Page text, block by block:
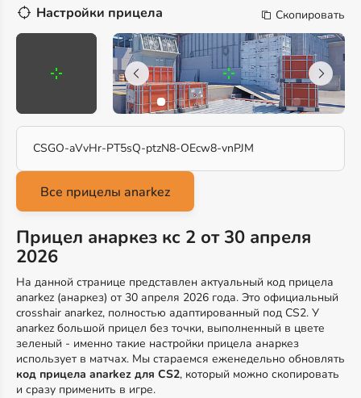
Настройки прицела Скопировать
CSGO-aVvHr-PT5sQ-ptzN8-OEcw8-vnPJM
Прицел анаркез кс 2 от 30 апреля
2026
На данной странице представлен актуальный код прицела
anarkez (анаркез) от 30 апреля 2026 года. Это официальный
crosshair anarkez, полностью адаптированный под CS2. У
anarkez большой прицел без точки, выполненный в цвете
зеленый - именно такие настройки прицела анаркез
использует в матчах. Мы стараемся еженедельно обновлять
код прицела anarkez для CS2, который можно скопировать
и сразу применить в игре.